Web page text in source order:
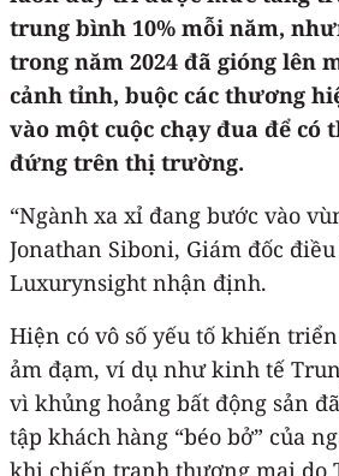
trung bình 10% mỗi năm,
trong năm 2024 đã gióng lên
cảnh tỉnh, buộc các thương
vào một cuộc chạy đua để có
đứng trên thị trường.
“Ngành xa xỉ đang bước vào
Jonathan Siboni, Giám đốc
Luxurynsight nhận định.
Hiện có vô số yếu tố khiến
ảm đạm, ví dụ như kinh tế
vì khủng hoảng bất động sản
tập khách hàng “béo bở” của
khi chiến tranh thương mại do